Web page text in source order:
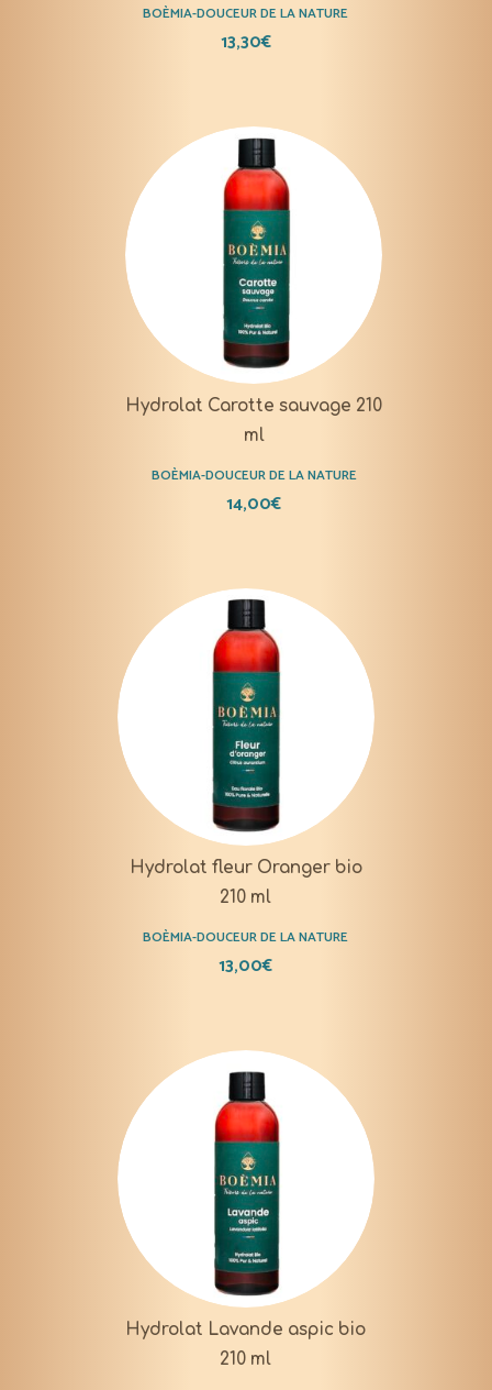
BOÈMIA-DOUCEUR DE LA NATURE
13,30€
Hydrolat Carotte sauvage 210
ml
BOÈMIA-DOUCEUR DE LA NATURE
14,00€
Hydrolat fleur Oranger bio
210 ml
BOÈMIA-DOUCEUR DE LA NATURE
13,00€
Hydrolat Lavande aspic bio
210 ml